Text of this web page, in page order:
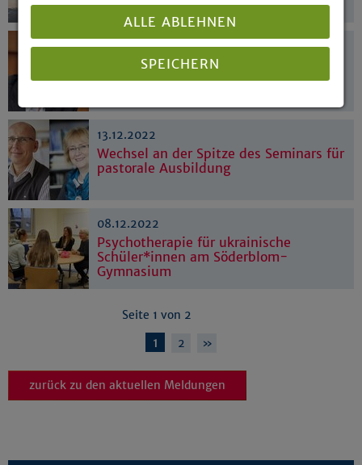
14.12.2022
Finanzielle Hilfen und Respekt
13.12.2022
Wechsel an der Spitze des Seminars für
pastorale Ausbildung
08.12.2022
Psychotherapie für ukrainische
Schüler*innen am Söderblom-
Gymnasium
Seite 1 von 2
1 2 »
zurück zu den aktuellen Meldungen
ALLE ABLEHNEN
SPEICHERN
Impressum |Datenschutz